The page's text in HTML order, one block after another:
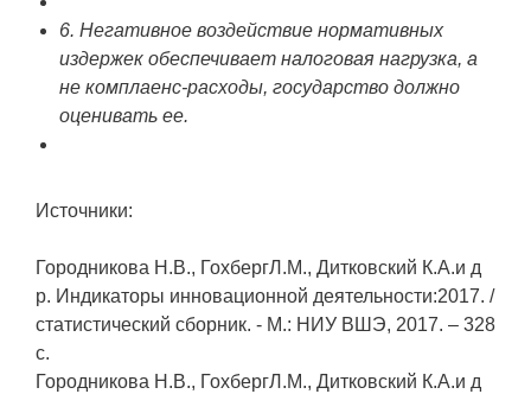
6. Негативное воздействие нормативных
издержек обеспечивает налоговая нагрузка, а
не комплаенс-расходы, государство должно
оценивать ее.
Источники:
Городникова Н.В., ГохбергЛ.М., Дитковский К.А.и д
р. Индикаторы инновационной деятельности:2017. /
статистический сборник. - М.: НИУ ВШЭ, 2017. – 328
с.
Городникова Н.В., ГохбергЛ.М., Дитковский К.А.и д